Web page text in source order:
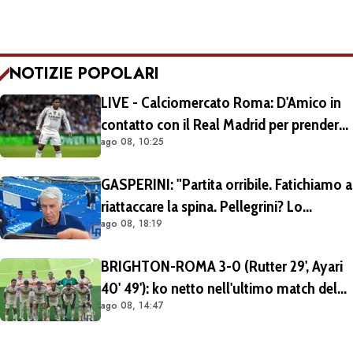
NOTIZIE POPOLARI
LIVE - Calciomercato Roma: D'Amico in
contatto con il Real Madrid per prendere
Endrick in prestito con diritto di riscatto.
ago 08, 10:25
GASPERINI: "Partita orribile. Fatichiamo a
riattaccare la spina. Pellegrini? Lo
rivedremo in campo tra un mese.
ago 08, 18:19
BRIGHTON-ROMA 3-0 (Rutter 29', Ayari
40' 49'): ko netto nell'ultimo match del
tour britannico (FOTO e VIDEO)
ago 08, 14:47